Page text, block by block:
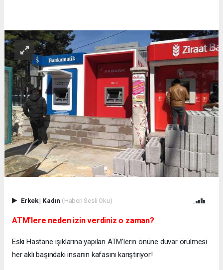
Erkek| Kadın (Haberi Sesli Oku)
ATM’lere neden izin verdiniz o zaman?
Eski Hastane ışıklarına yapılan ATM’lerin önüne duvar örülmesi
her aklı başındaki insanın kafasını karıştırıyor!